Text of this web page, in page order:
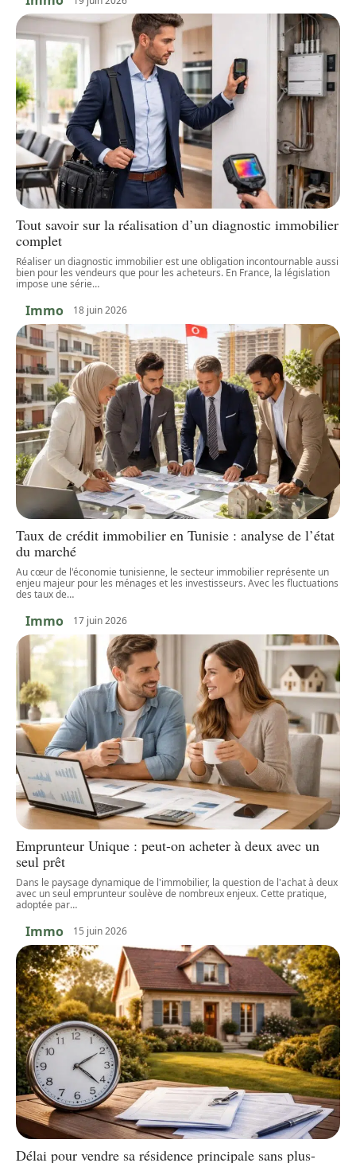
Tout savoir sur la réalisation d’un diagnostic immobilier
complet
Réaliser un diagnostic immobilier est une obligation incontournable aussi
bien pour les vendeurs que pour les acheteurs. En France, la législation
impose une série…
Immo 18 juin 2026
Taux de crédit immobilier en Tunisie : analyse de l’état
du marché
Au cœur de l'économie tunisienne, le secteur immobilier représente un
enjeu majeur pour les ménages et les investisseurs. Avec les fluctuations
des taux de…
Immo 17 juin 2026
Emprunteur Unique : peut-on acheter à deux avec un
seul prêt
Dans le paysage dynamique de l'immobilier, la question de l'achat à deux
avec un seul emprunteur soulève de nombreux enjeux. Cette pratique,
adoptée par…
Immo 15 juin 2026
Délai pour vendre sa résidence principale sans plus-